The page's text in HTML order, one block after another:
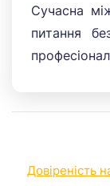
Сучасна
питання
Довіреність